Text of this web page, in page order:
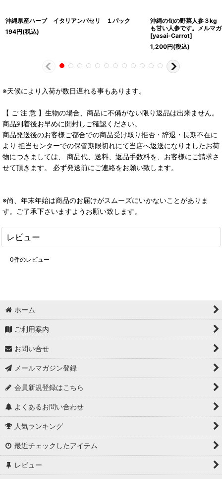
沖縄県産ハーブ イタリアンパセリ １パック
194円(税込)
沖縄の旬の野菜人参３kg
も甘い人参です。メルマ
[yasai-Carrot]
1,200円(税込)
※天候により入荷が数日遅れる事もあります。
【 ご 注 意 】生物の場合、商品に不備がない限り返品は出来ません。
商品到着後お早めに開封しご確認ください。
商品発送後のお客様ご都合での商品受け取り拒否・辞退・長期不在に
より 担当センターでの保管期限切れにて当店へ返送になりましたお荷
物につきましては、 商品代、送料、返品手数料を、お客様にご請求さ
せて頂きます。 必ず発送前にご連絡をお願い致します。
※尚、年末年始は商品のお届けがスムーズにいかないことがありま
す。ご了承下さいますようお願い致します。
レビュー
0件のレビュー
ホーム
ご利用案内
お問い合せ
メールマガジン登録
会員新規登録はこちら
よくあるお問い合わせ
人気ランキング
最近チェックしたアイテム
レビュー